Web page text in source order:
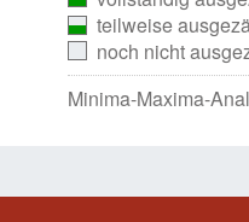
teilweise
noch nicht
Minima-Maxima-